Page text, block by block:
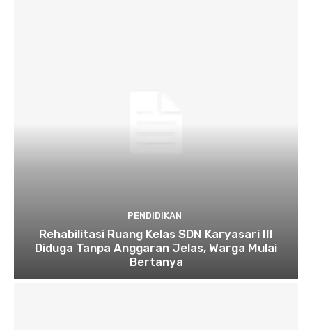
PENDIDIKAN
Rehabilitasi Ruang Kelas SDN Karyasari III
Diduga Tanpa Anggaran Jelas, Warga Mulai
Bertanya